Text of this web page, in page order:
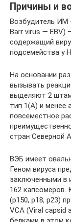
Причины и
Возбудитель ИМ
Barr virus —
содержащий
подсемейства у
На основании
вызывать
выделяют 2
тип 1(A) и менее
повсеместное
стран Северной
ВЭБ имеет
Геном вируса
заключенными в
162 капсомеров.
(р150, р18, р23)
VCA (Viral